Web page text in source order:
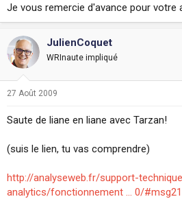
Je vous remercie d'avance pour votre
JulienCoquet
WRInaute impliqué
27 Août 2009
Saute de liane en liane avec Tarzan!
(suis le lien, tu vas comprendre)
http://analyseweb.fr/support-
analytics/fonctionnement ... 0/